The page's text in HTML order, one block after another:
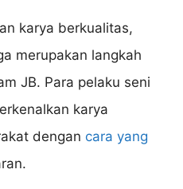
karya berkualitas,
merupakan langkah
JB. Para pelaku seni
karya
dengan cara yang